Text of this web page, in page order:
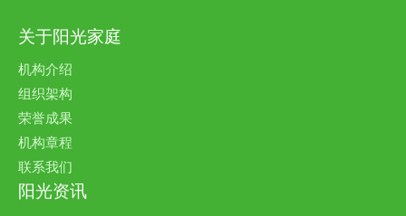
关于阳光家庭
机构介绍
组织架构
荣誉成果
机构章程
联系我们
阳光资讯